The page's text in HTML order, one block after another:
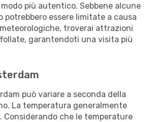
più autentico. Sebbene alcune
essere limitate a causa
troverai attrazioni
garantendoti una visita più
può variare a seconda della
La temperatura generalmente
Considerando che le temperature